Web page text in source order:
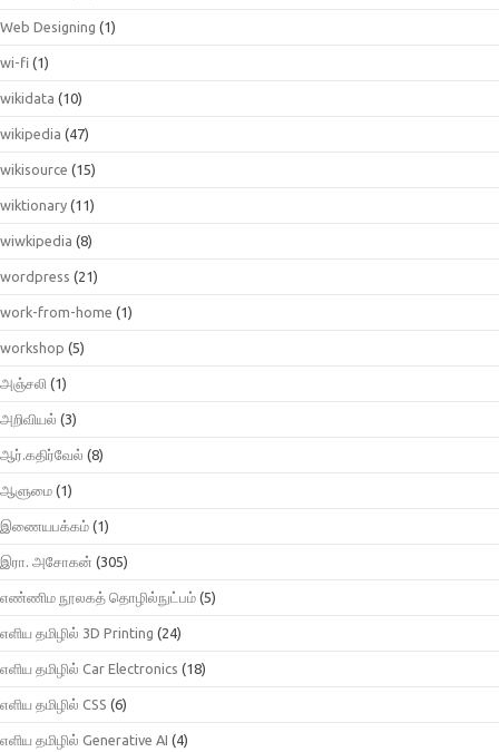
Web Designing (1)
wi-fi (1)
wikidata (10)
wikipedia (47)
wikisource (15)
wiktionary (11)
wiwkipedia (8)
wordpress (21)
work-from-home (1)
workshop (5)
அஞ்சலி (1)
அறிவியல் (3)
ஆர்.கதிர்வேல் (8)
ஆளுமை (1)
இணையபக்கம் (1)
இரா. அசோகன் (305)
எண்ணிம நூலகத் தொழில்நுட்பம் (5)
எளிய தமிழில் 3D Printing (24)
எளிய தமிழில் Car Electronics (18)
எளிய தமிழில் CSS (6)
எளிய தமிழில் Generative AI (4)